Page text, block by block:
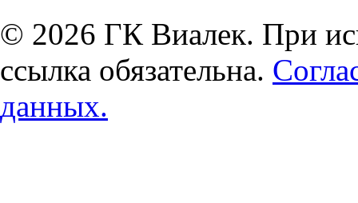
© 2026 ГК Виалек. При
ссылка обязательна.
данных.